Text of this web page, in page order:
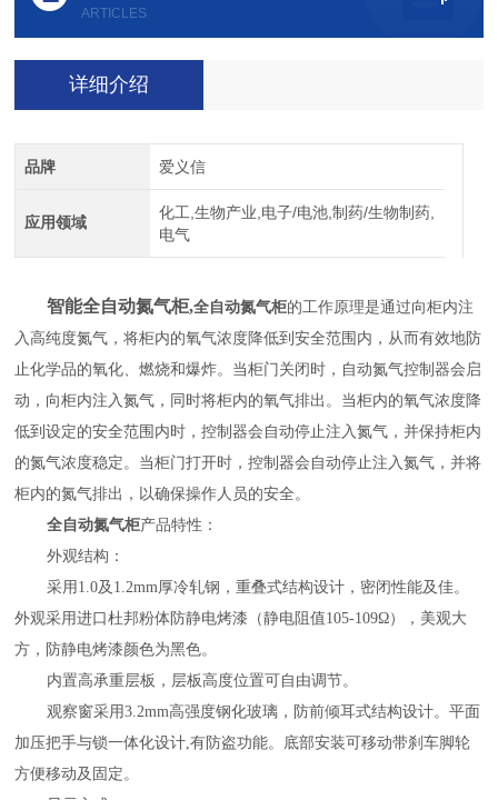
ARTICLES
详细介绍
品牌 爱义信
应用领域
化工,生物产业,电子/电池,制药/生物制药,
电气
智能全自动氮气柜,全自动氮气柜的工作原理是通过向柜内注
入高纯度氮气，将柜内的氧气浓度降低到安全范围内，从而有效地防
止化学品的氧化、燃烧和爆炸。当柜门关闭时，自动氮气控制器会启
动，向柜内注入氮气，同时将柜内的氧气排出。当柜内的氧气浓度降
低到设定的安全范围内时，控制器会自动停止注入氮气，并保持柜内
的氮气浓度稳定。当柜门打开时，控制器会自动停止注入氮气，并将
柜内的氮气排出，以确保操作人员的安全。
全自动氮气柜产品特性：
外观结构：
采用1.0及1.2mm厚冷轧钢，重叠式结构设计，密闭性能及佳。
外观采用进口杜邦粉体防静电烤漆（静电阻值105-109Ω），美观大
方，防静电烤漆颜色为黑色。
内置高承重层板，层板高度位置可自由调节。
观察窗采用3.2mm高强度钢化玻璃，防前倾耳式结构设计。平面
加压把手与锁一体化设计,有防盗功能。底部安装可移动带刹车脚轮
方便移动及固定。